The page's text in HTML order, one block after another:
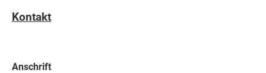
Kontakt
Anschrift